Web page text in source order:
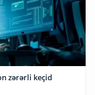
zərərli keçid